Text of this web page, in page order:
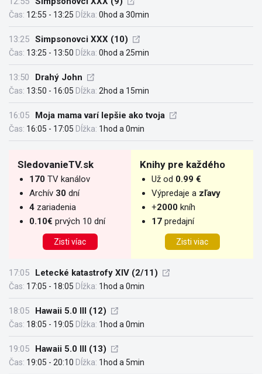
Čas: 12:55 - 13:25 Dĺžka: 0hod a 30min
13:25 Simpsonovci XXX (10)
Čas: 13:25 - 13:50 Dĺžka: 0hod a 25min
13:50 Drahý John
Čas: 13:50 - 16:05 Dĺžka: 2hod a 15min
16:05 Moja mama varí lepšie ako tvoja
Čas: 16:05 - 17:05 Dĺžka: 1hod a 0min
SledovanieTV.sk
170 TV kanálov
Archív 30 dní
4 zariadenia
0.10€ prvých 10 dní
Zisti víac
Knihy pre každého
Už od 0.99 €
Výpredaje a zľavy
+2000 kníh
17 predajní
Zisti viac
17:05 Letecké katastrofy XIV (2/11)
Čas: 17:05 - 18:05 Dĺžka: 1hod a 0min
18:05 Hawaii 5.0 III (12)
Čas: 18:05 - 19:05 Dĺžka: 1hod a 0min
19:05 Hawaii 5.0 III (13)
Čas: 19:05 - 20:10 Dĺžka: 1hod a 5min